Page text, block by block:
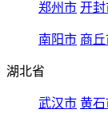
郑州市 开封
南阳市 商
湖北省
武汉市 黄石